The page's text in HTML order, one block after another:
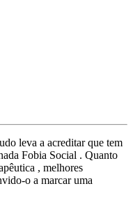
leva a acreditar que tem
Fobia Social . Quanto
, melhores
o a marcar uma